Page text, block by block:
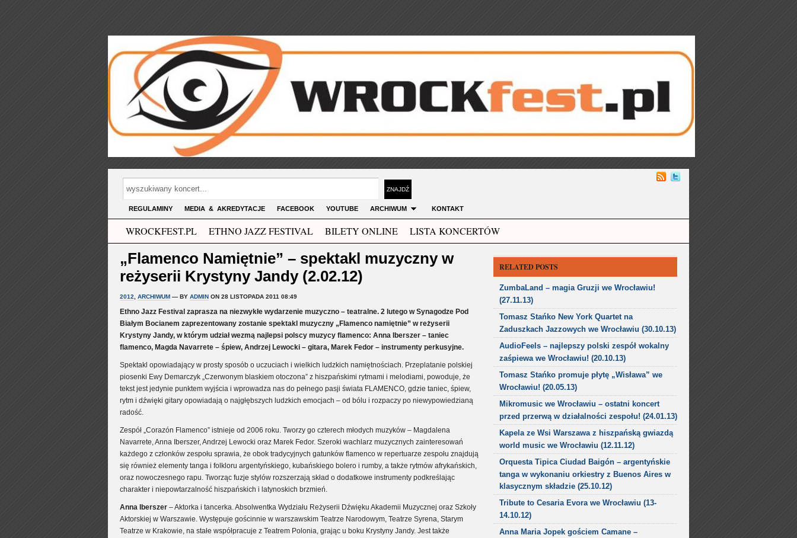
REGULAMINY MEDIA & AKREDYTACJE FACEBOOK YOUTUBE ARCHIWUM KONTAKT
WROCKFEST.PL ETHNO JAZZ FESTIVAL BILETY ONLINE LISTA KONCERTÓW
RELATED POSTS
ZumbaLand – magia Gruzji we Wrocławiu!
(27.11.13)
Tomasz Stańko New York Quartet na
Zaduszkach Jazzowych we Wrocławiu (30.10.13)
AudioFeels – najlepszy polski zespół wokalny
zaśpiewa we Wrocławiu! (20.10.13)
Tomasz Stańko promuje płytę „Wisława” we
Wrocławiu! (20.05.13)
Mikromusic we Wrocławiu – ostatni koncert
przed przerwą w działalności zespołu! (24.01.13)
Kapela ze Wsi Warszawa z hiszpańską gwiazdą
world music we Wrocławiu (12.11.12)
Orquesta Tipica Ciudad Baigón – argentyńskie
tanga w wykonaniu orkiestry z Buenos Aires w
klasycznym składzie (25.10.12)
Tribute to Cesaria Evora we Wrocławiu (13-
14.10.12)
Anna Maria Jopek gościem Camane –
„Flamenco Namiętnie” – spektakl muzyczny w
reżyserii Krystyny Jandy (2.02.12)
2012 ARCHIWUM — BY ADMIN ON 28 LISTOPADA 2011 08:49
Ethno Jazz Festival zaprasza na niezwykłe wydarzenie muzyczno – teatralne. 2 lutego w Synagodze Pod
Białym Bocianem zaprezentowany zostanie spektakl muzyczny „Flamenco namiętnie” w reżyserii
Krystyny Jandy, w którym udział wezmą najlepsi polscy muzycy flamenco: Anna Iberszer – taniec
flamenco, Magda Navarrete – śpiew, Andrzej Lewocki – gitara, Marek Fedor – instrumenty perkusyjne.
Spektakl opowiadający w prosty sposób o uczuciach i wielkich ludzkich namiętnościach. Przeplatanie polskiej
piosenki Ewy Demarczyk „Czerwonym blaskiem otoczona” z hiszpańskimi rytmami i melodiami, powoduje, że
tekst jest jedynie punktem wyjścia i wprowadza nas do pełnego pasji świata FLAMENCO, gdzie taniec, śpiew,
rytm i dźwięki gitary opowiadają o najgłębszych ludzkich emocjach – od bólu i rozpaczy po niewypowiedzianą
radość.
Zespół „Corazón Flamenco” istnieje od 2006 roku. Tworzy go czterech młodych muzyków – Magdalena
Navarrete, Anna Iberszer, Andrzej Lewocki oraz Marek Fedor. Szeroki wachlarz muzycznych zainteresowań
każdego z członków zespołu sprawia, że obok tradycyjnych gatunków flamenco w repertuarze zespołu znajdują
się również elementy tanga i folkloru argentyńskiego, kubańskiego bolero i rumby, a także rytmów afrykańskich,
oraz nowoczesnego rapu. Tworząc fuzje stylów rozszerzają skład o dodatkowe instrumenty podkreślając
charakter i niepowtarzalność hiszpańskich i latynoskich brzmień.
Anna Iberszer – Aktorka i tancerka. Absolwentka Wydziału Reżyserii Dźwięku Akademii Muzycznej oraz Szkoły
Aktorskiej w Warszawie. Występuje gościnnie w warszawskim Teatrze Narodowym, Teatrze Syrena, Starym
Teatrze w Krakowie, na stałe współpracuje z Teatrem Polonia, grając u boku Krystyny Jandy. Jest także